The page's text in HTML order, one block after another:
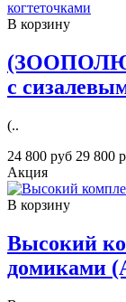
В корзину
с
(..
24 800 руб 29 800
Акция
В корзину
Высокий
домиками